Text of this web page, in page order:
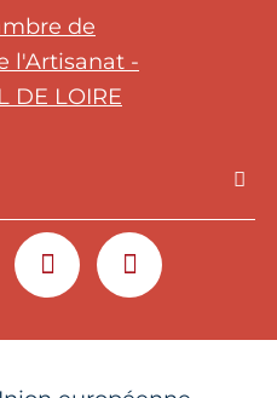
INSTAGRAMFACEBOOK